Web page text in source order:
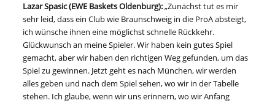
Lazar Spasic(EWE Baskets Oldenburg):„Zunächst tut es mir
sehr leid, dass ein Club wie Braunschweig in die ProA absteigt,
ich wünsche ihnen eine möglichst schnelle Rückkehr.
Glückwunsch an meine Spieler. Wir haben kein gutes Spiel
gemacht, aber wir haben den richtigen Weg gefunden, um das
Spiel zu gewinnen. Jetzt geht es nach München, wir werden
alles geben und nach dem Spiel sehen, wo wir in der Tabelle
stehen. Ich glaube, wenn wir uns erinnern, wo wir Anfang